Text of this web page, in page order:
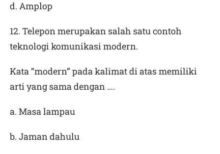
d. Amplop
12. Telepon merupakan salah satu contoh
teknologi komunikasimodern.
Kata“modern” pada kalimat di atas memiliki
arti yang sama dengan ….
a. Masa lampau
b. Jaman dahulu